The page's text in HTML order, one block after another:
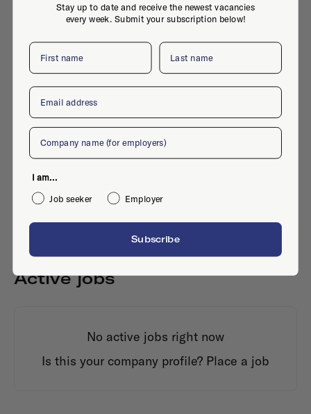
Nachtwachtlaan 20, 3818 ln, Amsterdam
Active jobs
No active jobs right now
Is this your company profile? Place a job
Stay up to date and receive the newest vacancies
every week. Submit your subscription below!
First name Last name
Email
Company
I am...
Job seeker
Employer
Subscribe